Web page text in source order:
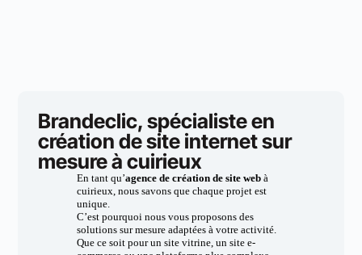
Brandeclic, spécialiste en
création de site internet sur
mesure à cuirieux
En tant qu’agence de création de site webà
cuirieux, nous savons que chaque projet est
unique.
C’est pourquoi nous vous proposons des
solutions sur mesure adaptées à votre activité.
Que ce soit pour un site vitrine, un site e-